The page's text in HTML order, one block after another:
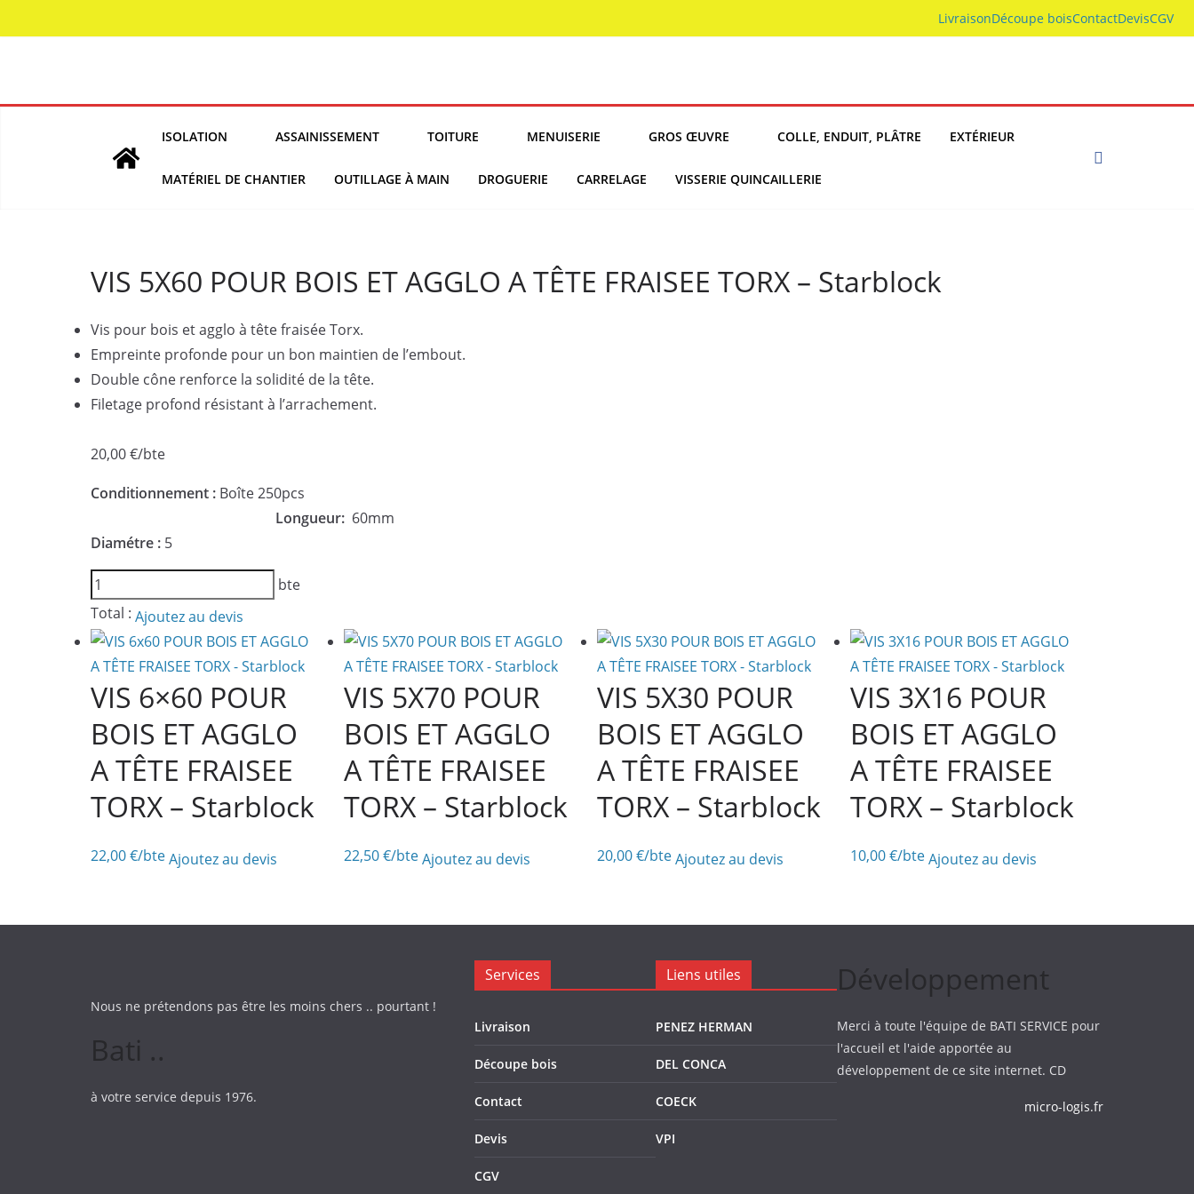
to
LivraisonDécoupe boisContactDevisCGV
ISOLATION ASSAINISSEMENT TOITURE MENUISERIE GROS ŒUVRE COLLE, ENDUIT, PLÂTRE EXTÉRIEUR
MATÉRIEL DE CHANTIER OUTILLAGE À MAIN DROGUERIE CARRELAGE VISSERIE QUINCAILLERIE
VIS 5X60 POUR BOIS ET AGGLO A TÊTE FRAISEE TORX – Starblock
Vis pour bois et agglo à tête fraisée Torx.
Empreinte profonde pour un bon maintien de l’embout.
Double cône renforce la solidité de la tête.
Filetage profond résistant à l’arrachement.
20,00€/bte
Conditionnement : Boîte 250pcs
Longueur: 60mm
Diamétre : 5
quantité
de
VIS
5X60
BOIS
ET
AGGLO
A
TÊTE
TORX
bte
Total : Ajoutez au devis
VIS 6×60 POUR
BOIS ET AGGLO
A TÊTE FRAISEE
TORX – Starblock
22,00€/bteAjoutez au devis
VIS 5X70 POUR
BOIS ET AGGLO
A TÊTE FRAISEE
TORX – Starblock
22,50€/bteAjoutez au devis
VIS 5X30 POUR
BOIS ET AGGLO
A TÊTE FRAISEE
TORX – Starblock
20,00€/bteAjoutez au devis
VIS 3X16 POUR
BOIS ET AGGLO
A TÊTE FRAISEE
TORX – Starblock
10,00€/bteAjoutez au devis
Nous ne prétendons pas être les moins chers .. pourtant !
Bati ..
à votre service depuis 1976.
Services
Livraison
Découpe bois
Contact
Devis
CGV
Liens utiles
PENEZ HERMAN
DEL CONCA
COECK
VPI
Développement
Merci à toute l'équipe de BATI SERVICE pour
l'accueil et l'aide apportée au
développement de ce site internet. CD
micro-logis.fr